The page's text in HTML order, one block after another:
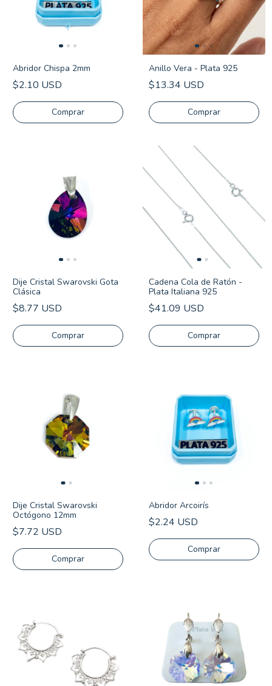
Abridor Chispa 2mm
$2.10 USD
Comprar
Anillo Vera - Plata 925
$13.34 USD
Comprar
Dije Cristal Swarovski Gota
Clásica
$8.77 USD
Cadena Cola de Ratón -
Plata Italiana 925
$41.09 USD
Comprar
Dije Cristal Swarovski
Octógono 12mm
$7.72 USD
Abridor Arcoirís
$2.24 USD